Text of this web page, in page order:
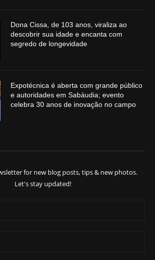
Dona Cissa, de 103 anos, viraliza ao
descobrir sua idade e encanta com
segredo de longevidade
Expotécnica é aberta com grande público
e autoridades em Sabáudia; evento
celebra 30 anos de inovação no campo
for new blog posts, tips & new photos.
Let's stay updated!